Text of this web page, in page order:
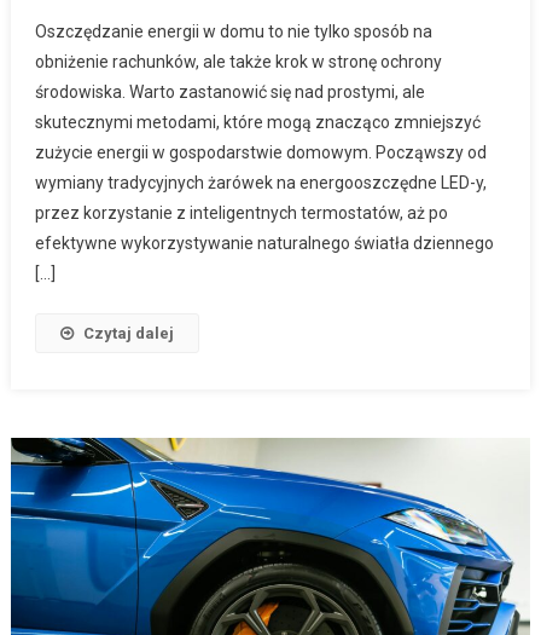
Oszczędzanie energii w domu to nie tylko sposób na
obniżenie rachunków, ale także krok w stronę ochrony
środowiska. Warto zastanowić się nad prostymi, ale
skutecznymi metodami, które mogą znacząco zmniejszyć
zużycie energii w gospodarstwie domowym. Począwszy od
wymiany tradycyjnych żarówek na energooszczędne LED-y,
przez korzystanie z inteligentnych termostatów, aż po
efektywne wykorzystywanie naturalnego światła dziennego
[…]
Czytaj dalej